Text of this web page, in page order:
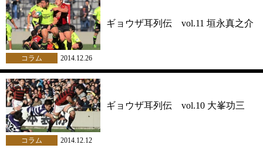
ギョウザ耳列伝 vol.11 垣永真之介
コラム 2014.12.26
ギョウザ耳列伝 vol.10 大峯功三
コラム 2014.12.12